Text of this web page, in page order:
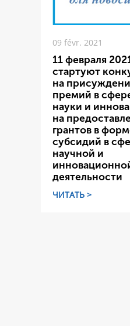
09 févr. 2021
11 февраля
стартуют
на
премий в
науки и
на
грантов в
субсидий в
научной и
деятельности
ЧИТАТЬ >